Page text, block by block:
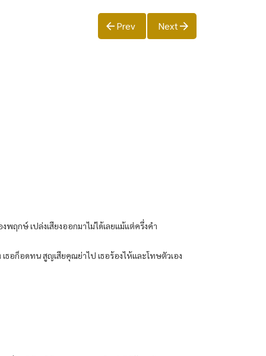
Prev Next
ฤกษ์ เปล่งเสียงออกมาไม่ได้เลยแม้แต่ครึ่งคำ
อก็อดทน สูญเสียคุณย่าไป เธอร้องไห้และโทษตัวเอง